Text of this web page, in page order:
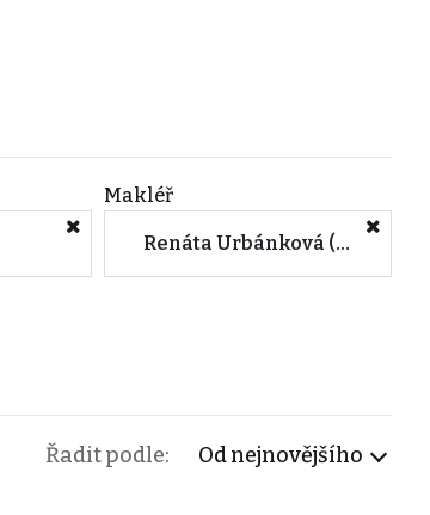
Makléř
Renáta Urbánková (Czech Trend s.r.o.)
Řadit podle: Od nejnovějšího